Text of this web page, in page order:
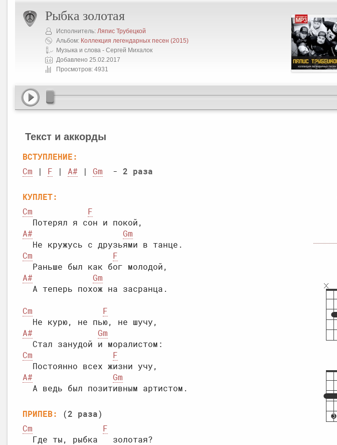
Рыбка золотая
Исполнитель: Ляпис Трубецкой
Альбом: Коллекция легендарных песен (2015)
Музыка и слова - Сергей Михалок
Добавлено 25.02.2017
Просмотров: 4931
Текст и аккорды
ВСТУПЛЕНИЕ:
Cm | F | A# | Gm
  -
2 раза
КУПЛЕТ:
Cm
F
A#
Gm
Cm
F
A#
Gm
Cm
F
A#
Gm
Cm
F
A#
Gm
ПРИПЕВ: (2 раза
Cm
F